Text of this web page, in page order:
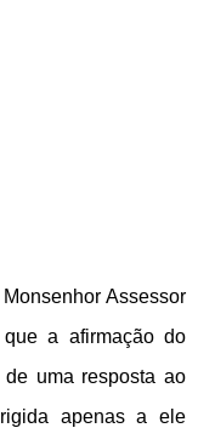
Assessor
a afirmação do
uma resposta ao
apenas a ele